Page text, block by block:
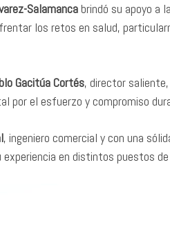
Salamancabrindó su apoyo a
los retos en salud,
Gacitúa Cortés, director
por el esfuerzo y compromiso
, ingeniero comercial y con una
experiencia en distintos puestos